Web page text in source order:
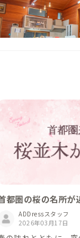
東京駅から60分】
を思い出す雰囲気
の家からの距離 4km
都圏の桜の名所が
ADDressスタッフ
2026年03月17日